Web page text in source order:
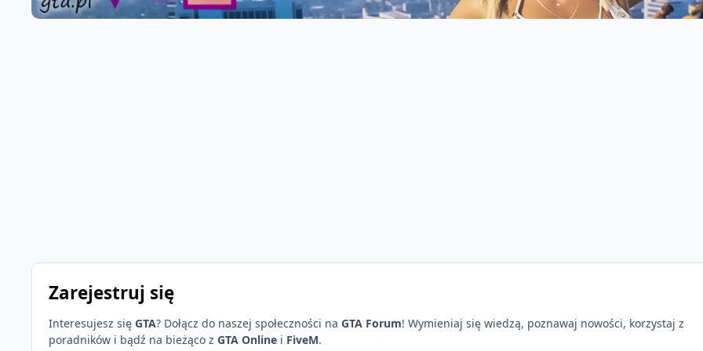
Zarejestruj się
Interesujesz się GTA? Dołącz do naszej społeczności na GTA Forum! Wymieniaj się wiedzą, poznawaj nowości, korzystaj z
poradników i bądź na bieżąco z GTA Online i FiveM.